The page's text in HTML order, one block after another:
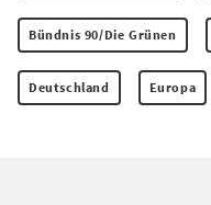
Bündnis 90/Die Grünen
Deutschland Europa